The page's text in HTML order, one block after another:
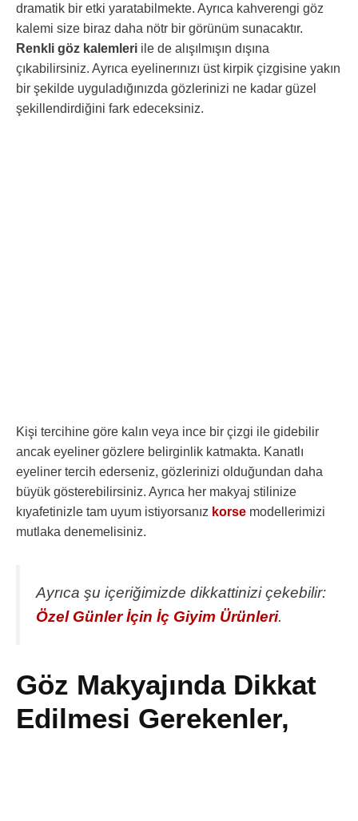
dramatik bir etki yaratabilmekte. Ayrıca kahverengi göz
kalemi size biraz daha nötr bir görünüm sunacaktır.
Renkli göz kalemleri ile de alışılmışın dışına
çıkabilirsiniz. Ayrıca eyelinerınızı üst kirpik çizgisine yakın
bir şekilde uyguladığınızda gözlerinizi ne kadar güzel
şekillendirdiğini fark edeceksiniz.
Kişi tercihine göre kalın veya ince bir çizgi ile gidebilir
ancak eyeliner gözlere belirginlik katmakta. Kanatlı
eyeliner tercih ederseniz, gözlerinizi olduğundan daha
büyük gösterebilirsiniz. Ayrıca her makyaj stilinize
kıyafetinizle tam uyum istiyorsanız korse modellerimizi
mutlaka denemelisiniz.
Ayrıca şu içeriğimizde dikkattinizi çekebilir:
Özel Günler İçin İç Giyim Ürünleri.
Göz Makyajında Dikkat
Edilmesi Gerekenler,